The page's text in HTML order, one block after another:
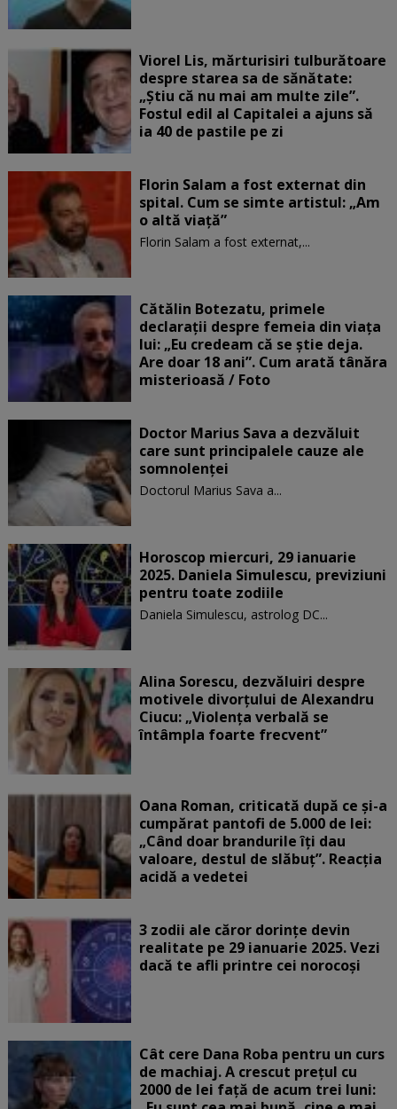
Viorel Lis, mărturisiri tulburătoare
despre starea sa de sănătate:
„Știu că nu mai am multe zile”.
Fostul edil al Capitalei a ajuns să
ia 40 de pastile pe zi
Florin Salam a fost externat din
spital. Cum se simte artistul: „Am
o altă viață”
Florin Salam a fost externat,...
Cătălin Botezatu, primele
declarații despre femeia din viața
lui: „Eu credeam că se știe deja.
Are doar 18 ani”. Cum arată tânăra
misterioasă / Foto
Doctor Marius Sava a dezvăluit
care sunt principalele cauze ale
somnolenței
Doctorul Marius Sava a...
Horoscop miercuri, 29 ianuarie
2025. Daniela Simulescu, previziuni
pentru toate zodiile
Daniela Simulescu, astrolog DC...
Alina Sorescu, dezvăluiri despre
motivele divorțului de Alexandru
Ciucu: „Violența verbală se
întâmpla foarte frecvent”
Oana Roman, criticată după ce și-a
cumpărat pantofi de 5.000 de lei:
„Când doar brandurile îți dau
valoare, destul de slăbuț”. Reacția
acidă a vedetei
3 zodii ale căror dorințe devin
realitate pe 29 ianuarie 2025. Vezi
dacă te afli printre cei norocoși
Cât cere Dana Roba pentru un curs
de machiaj. A crescut prețul cu
2000 de lei față de acum trei luni: